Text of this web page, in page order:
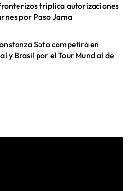
triplica autorizaciones
por Paso Jama
Soto competirá en
y Brasil por el Tour Mundial de